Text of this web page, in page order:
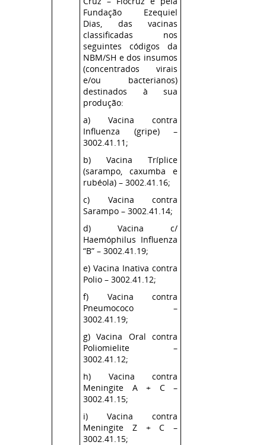
Fundação Ezequiel
Dias, das vacinas
classificadas nos
seguintes códigos da
NBM/SH e dos insumos
(concentrados virais
e/ou bacterianos)
destinados à sua
produção:
a) Vacina contra
Influenza (gripe) –
3002.41.11;
b) Vacina Tríplice
(sarampo, caxumba e
rubéola) – 3002.41.16;
c) Vacina contra
Sarampo – 3002.41.14;
d) Vacina c/
Haemóphilus Influenza
“B” – 3002.41.19;
e) Vacina Inativa contra
Polio – 3002.41.12;
f) Vacina contra
Pneumococo –
3002.41.19;
g) Vacina Oral contra
Poliomielite –
3002.41.12;
h) Vacina contra
Meningite A + C –
3002.41.15;
i) Vacina contra
Meningite Z + C –
3002.41.15;